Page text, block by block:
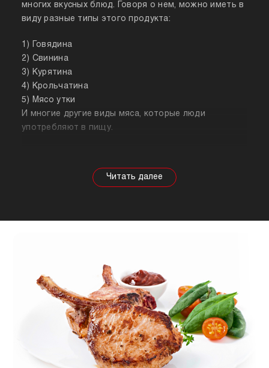
многих вкусных блюд. Говоря о нем, можно иметь в
виду разные типы этого продукта:
1) Говядина
2) Свинина
3) Курятина
4) Крольчатина
5) Мясо утки
И многие другие виды мяса, которые люди
употребляют в пищу.
полезных свойствах. Важно понимать, что в
зависимости от животного свойства продукта
подходит для шашлыка, а мясо перепела отлично